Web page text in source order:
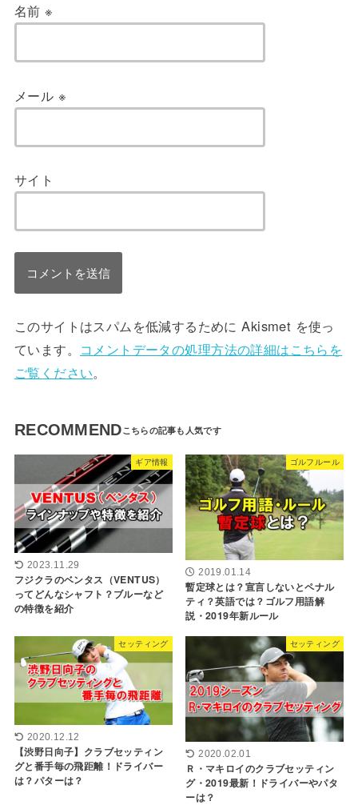
名前※
メール ※
サイト
このサイトはスパムを低減するために Akismet を使っ
ています。 コメントデータの処理方法の詳細はこちらを
ご覧ください。
RECOMMEND
ギア情報
2023.11.29
フジクラのベンタス（VENTUS）
ってどんなシャフト？ブルーなど
の特徴を紹介
ゴルフルール
2019.01.14
暫定球とは？宣言しないとペナル
ティ？英語では？ゴルフ用語解
説・2019年新ルール
セッティング
2020.12.12
【渋野日向子】クラブセッティン
グと番手毎の飛距離！ドライバー
は？パターは？
セッティング
2020.02.01
Ｒ・マキロイのクラブセッティン
グ・2019最新！ドライバーやパタ
ーは？